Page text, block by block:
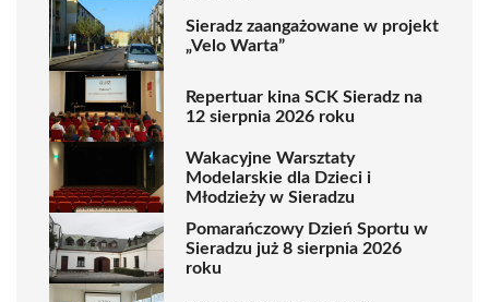
Sieradz zaangażowane w projekt
„Velo Warta”
Repertuar kina SCK Sieradz na
12 sierpnia 2026 roku
Wakacyjne Warsztaty
Modelarskie dla Dzieci i
Młodzieży w Sieradzu
Pomarańczowy Dzień Sportu w
Sieradzu już 8 sierpnia 2026
roku